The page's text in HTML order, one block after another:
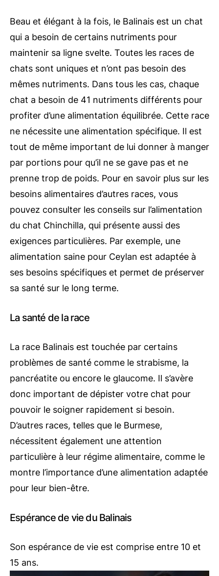
Beau et élégant à la fois, le Balinais est un chat
qui a besoin de certains nutriments pour
maintenir sa ligne svelte. Toutes les races de
chats sont uniques et n’ont pas besoin des
mêmes nutriments. Dans tous les cas, chaque
chat a besoin de 41 nutriments différents pour
profiter d’une alimentation équilibrée. Cette race
ne nécessite une alimentation spécifique. Il est
tout de même important de lui donner à manger
par portions pour qu’il ne se gave pas et ne
prenne trop de poids. Pour en savoir plus sur les
besoins alimentaires d’autres races, vous
pouvez consulter les conseils sur l’alimentation
du chat Chinchilla, qui présente aussi des
exigences particulières. Par exemple, une
alimentation saine pour Ceylan est adaptée à
ses besoins spécifiques et permet de préserver
sa santé sur le long terme.
La santé de la race
La race Balinais est touchée par certains
problèmes de santé comme le strabisme, la
pancréatite ou encore le glaucome. Il s’avère
donc important de dépister votre chat pour
pouvoir le soigner rapidement si besoin.
D’autres races, telles que le Burmese,
nécessitent également une attention
particulière à leur régime alimentaire, comme le
montre l’importance d’une alimentation adaptée
pour leur bien-être.
Espérance de vie du Balinais
Son espérance de vie est comprise entre 10 et
15 ans.